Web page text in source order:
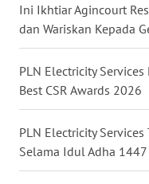
Ini Ikhtiar Agincourt
dan Wariskan Kepada
PLN Electricity
Best CSR Awards 2026
PLN Electricity
Selama Idul Adha 1447
WN
SULUT
WN
MALUKU
WN
MALUT